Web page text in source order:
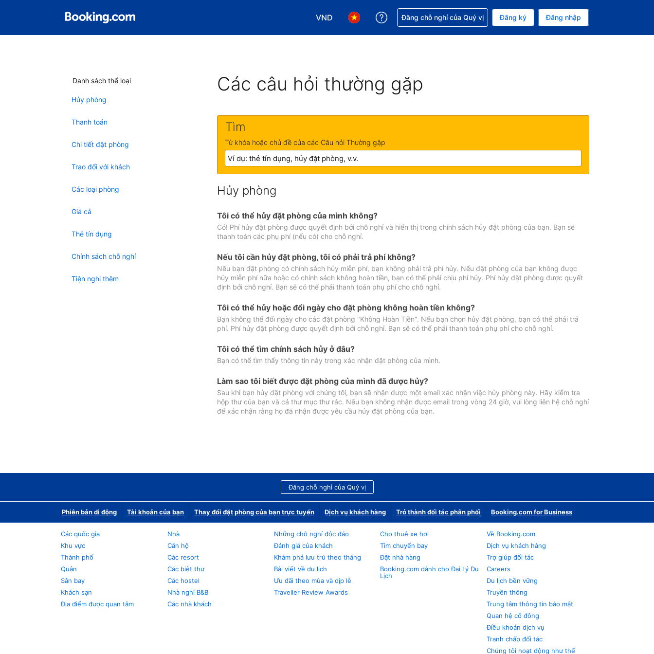
VND
Chọn loại tiền tệ của bạn. Loại tiền tệ hiện tại của bạn là Đồng
Chọn ngôn ngữ của bạn. Ngôn ngữ hiện tại của bạn là Tiếng Việt
Nhận trợ giúp với đặt chỗ
Đăng chỗ nghỉ của Quý vị Đăng ký Đăng nhập
Danh sách thể loại
Hủy phòng
Thanh toán
Chi tiết đặt phòng
Trao đổi với khách
Các loại phòng
Giá cả
Thẻ tín dụng
Chính sách chỗ nghỉ
Tiện nghi thêm
Các câu hỏi thường gặp
Tìm
Từ khóa hoặc chủ đề của các Câu hỏi Thường gặp
Hủy phòng
Tôi có thể hủy đặt phòng của mình không?
Có! Phí hủy đặt phòng được quyết định bởi chỗ nghỉ và hiển thị trong chính sách hủy đặt phòng của bạn. Bạn sẽ
thanh toán các phụ phí (nếu có) cho chỗ nghỉ.
Nếu tôi cần hủy đặt phòng, tôi có phải trả phí không?
Nếu bạn đặt phòng có chính sách hủy miễn phí, bạn không phải trả phí hủy. Nếu đặt phòng của bạn không được
hủy miễn phí nữa hoặc có chính sách không hoàn tiền, bạn có thể phải chịu phí hủy. Phí hủy đặt phòng được quyết
định bởi chỗ nghỉ. Bạn sẽ có thể phải thanh toán phụ phí cho chỗ nghỉ.
Tôi có thể hủy hoặc đổi ngày cho đặt phòng không hoàn tiền không?
Bạn không thể đổi ngày cho các đặt phòng "Không Hoàn Tiền". Nếu bạn chọn hủy đặt phòng, bạn có thể phải trả
phí. Phí hủy đặt phòng được quyết định bởi chỗ nghỉ. Bạn sẽ có thể phải thanh toán phụ phí cho chỗ nghỉ.
Tôi có thể tìm chính sách hủy ở đâu?
Bạn có thể tìm thấy thông tin này trong xác nhận đặt phòng của mình.
Làm sao tôi biết được đặt phòng của mình đã được hủy?
Sau khi bạn hủy đặt phòng với chúng tôi, bạn sẽ nhận được một email xác nhận việc hủy phòng này. Hãy kiểm tra
hộp thư của bạn và cả thư mục thư rác. Nếu bạn không nhận được email trong vòng 24 giờ, vui lòng liên hệ chỗ nghỉ
để xác nhận rằng họ đã nhận được yêu cầu hủy đặt phòng của bạn.
Đăng chỗ nghỉ của Quý vị
Phiên bản di động Tài khoản của bạn Thay đổi đặt phòng của bạn trực tuyến Dịch vụ khách hàng Trở thành đối tác phân phối Booking.com for Business
Các quốc gia
Khu vực
Thành phố
Quận
Sân bay
Khách sạn
Địa điểm được quan tâm
Nhà
Căn hộ
Các resort
Các biệt thự
Các hostel
Nhà nghỉ B&B
Các nhà khách
Những chỗ nghỉ độc đáo
Đánh giá của khách
Khám phá lưu trú theo tháng
Bài viết về du lịch
Ưu đãi theo mùa và dịp lễ
Traveller Review Awards
Cho thuê xe hơi
Tìm chuyến bay
Đặt nhà hàng
Booking.com dành cho Đại Lý Du
Lịch
Về Booking.com
Dịch vụ khách hàng
Trợ giúp đối tác
Careers
Du lịch bền vững
Truyền thông
Trung tâm thông tin bảo mật
Quan hệ cổ đông
Điều khoản dịch vụ
Tranh chấp đối tác
Chúng tôi hoạt động như thế